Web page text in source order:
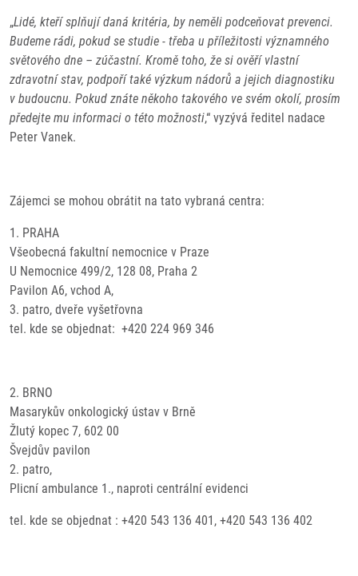
„Lidé, kteří splňují daná kritéria, by neměli podceňovat prevenci.
Budeme rádi, pokud se studie - třeba u příležitosti významného
světového dne – zúčastní. Kromě toho, že si ověří vlastní
zdravotní stav, podpoří také výzkum nádorů a jejich diagnostiku
v budoucnu. Pokud znáte někoho takového ve svém okolí, prosím
předejte mu informaci o této možnosti,“ vyzývá ředitel nadace
Peter Vanek.
Zájemci se mohou obrátit na tato vybraná centra:
1. PRAHA
Všeobecná fakultní nemocnice v Praze
U Nemocnice 499/2, 128 08, Praha 2
Pavilon A6, vchod A,
3. patro, dveře vyšetřovna
tel. kde se objednat: +420 224 969 346
2. BRNO
Masarykův onkologický ústav v Brně
Žlutý kopec 7, 602 00
Švejdův pavilon
2. patro,
Plicní ambulance 1., naproti centrální evidenci
tel. kde se objednat : +420 543 136 401, +420 543 136 402